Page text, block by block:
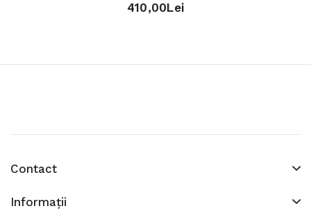
410,00Lei
Contact
Informaţii